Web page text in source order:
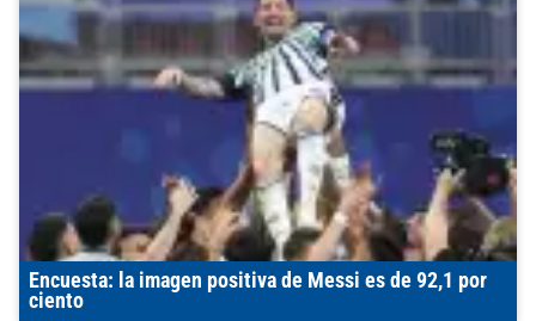
Encuesta: la imagen positiva de Messi es de 92,1 por
ciento